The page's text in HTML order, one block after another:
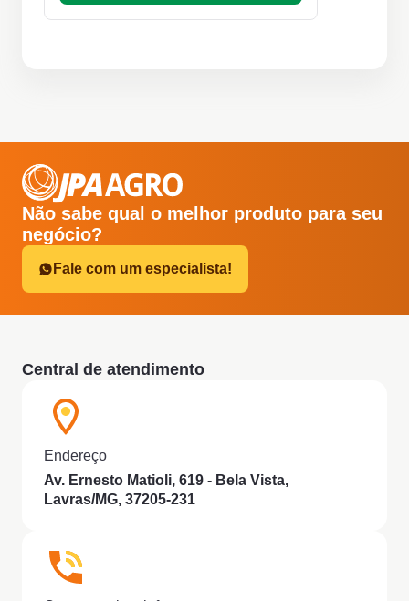
Não sabe qual o melhor produto para seu
negócio?
Fale com um especialista!
Central de atendimento
Endereço
Av. Ernesto Matioli, 619 - Bela Vista,
Lavras/MG, 37205-231